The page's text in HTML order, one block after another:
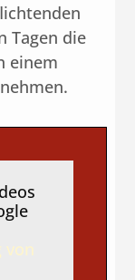
Tagen die
einem
von